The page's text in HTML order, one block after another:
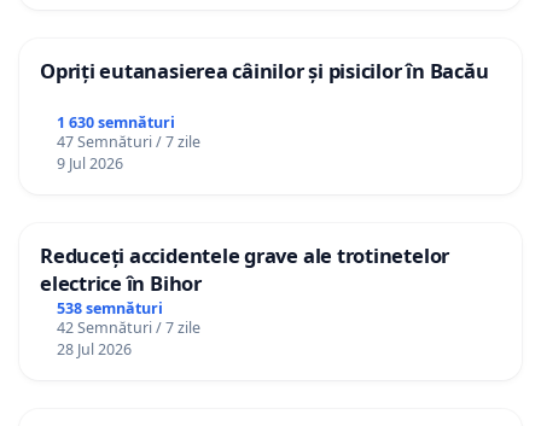
Opriți eutanasierea câinilor și pisicilor în Bacău
1 630 semnături
47 Semnături / 7 zile
9 Jul 2026
Reduceți accidentele grave ale trotinetelor
electrice în Bihor
538 semnături
42 Semnături / 7 zile
28 Jul 2026